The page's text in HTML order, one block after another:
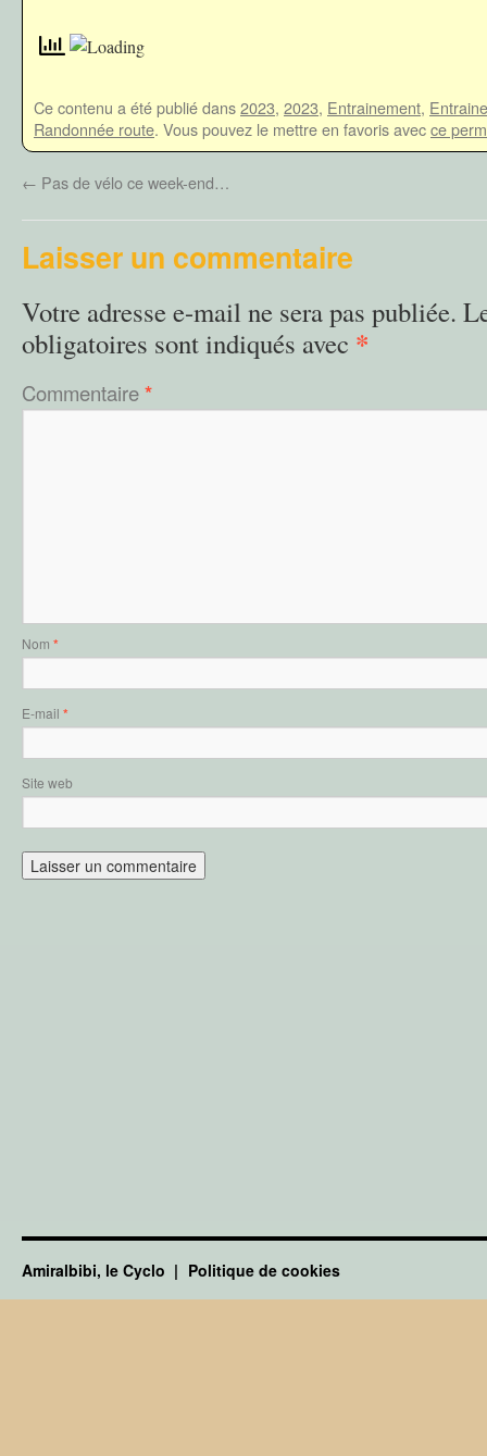
Ce contenu a été publié dans2023, 2023, Entrainement,
Randonnée route. Vous pouvez le mettre en favoris avecce
← Pas de vélo ce week-end…
Laisser un commentaire
Votre adresse e-mail ne sera pas publiée.
obligatoires sont indiqués avec *
Commentaire*
Nom *
E-mail *
Site web
Amiralbibi, le Cyclo Politique de cookies